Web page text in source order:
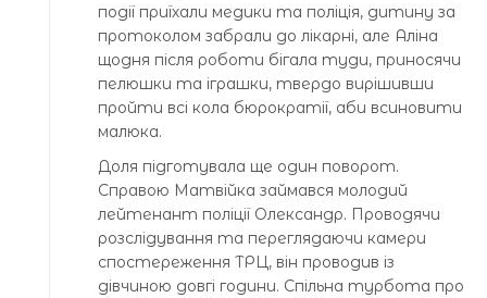
події приїхали медики та поліція, дитину за
протоколом забрали до лікарні, але Аліна
щодня після роботи бігала туди, приносячи
пелюшки та іграшки, твердо вирішивши
пройти всі кола бюрократії, аби всиновити
малюка.
Доля підготувала ще один поворот.
Справою Матвійка займався молодий
лейтенант поліції Олександр. Проводячи
розслідування та переглядаючи камери
спостереження ТРЦ, він проводив із
дівчиною довгі години. Спільна турбота про